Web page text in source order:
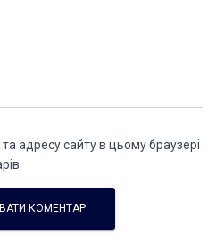
адресу сайту в цьому браузері